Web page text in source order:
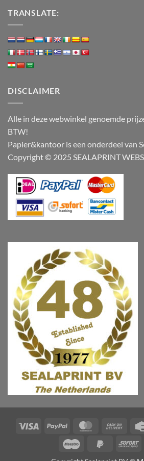
TRANSLATE:
DISCLAIMER
Alle in deze webwinkel genoemde
BTW!
Papier&kantoor is een onderdeel van
Copyright © 2025 SEALAPRINT
Visa PayPal MasterCardCash
Maestro
PayPal